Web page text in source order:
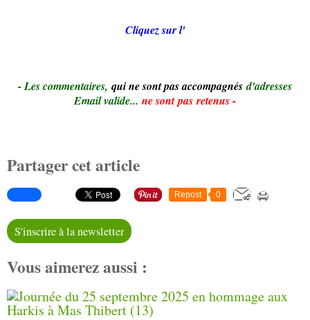
Cliquez sur l'
- Les commentaires, qui ne sont pas accompagnésd'adresses
Email valide... ne sont pas retenus -
Partager cet article
Repost 0
S'inscrire à la newsletter
Vous aimerez aussi :